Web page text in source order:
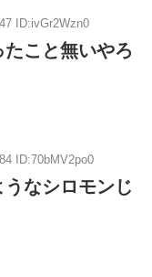
ID:ivGr2Wzn0
こと無いやろ
ID:70bMV2po0
なシロモンじ